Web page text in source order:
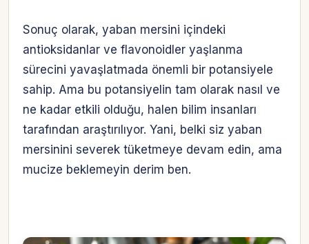
Sonuç olarak, yaban mersini içindeki
antioksidanlar ve flavonoidler yaşlanma
sürecini yavaşlatmada önemli bir potansiyele
sahip. Ama bu potansiyelin tam olarak nasıl ve
ne kadar etkili olduğu, halen bilim insanları
tarafından araştırılıyor. Yani, belki siz yaban
mersinini severek tüketmeye devam edin, ama
mucize beklemeyin derim ben.